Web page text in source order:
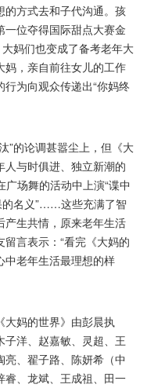
的方式去和子代沟通。孩
位夺得国际甜点大赛金
妈们也变成了备考老年大
妈，亲自前往女儿的工作
为向观众传递出“你妈终
的论调甚嚣尘上，但《大
与时俱进、独立新潮的
广场舞的活动中上演“谍中
的名义”……这些充满了智
产生共情，原来老年生活
言表示：“看完《大妈的
中老年生活最理想的样
妈的世界》由彭晨执
洋、赵嘉敏、灵超、王
、翟子路、陈妍希（中
睿、龙斌、王成祖、田一